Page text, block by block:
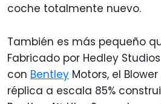
coche totalmente nuevo.
También es más pequeño
Fabricado por Hedley
con Bentley Motors, el
réplica a escala 85%